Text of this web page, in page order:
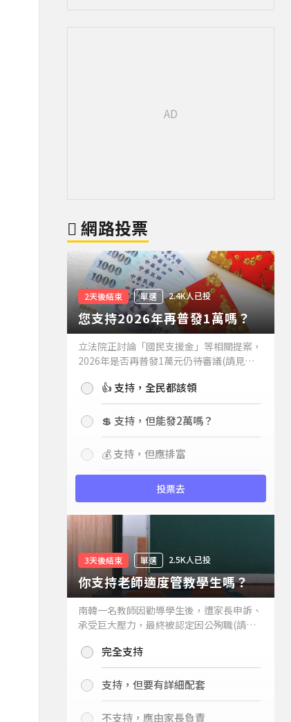
網路投票
2天後結束 單選 2.4K人已投
您支持2026年再普發1萬嗎？
立法院正討論「國民支援金」等相關提案，
2026年是否再普發1萬元仍待審議(請見下
持嗎？👍 支持，全民都該領
💲 支持，但能發2萬嗎？
💰 支持，但應排富
投票去
3天後結束 單選 2.5K人已投
你支持老師適度管教學生嗎？
南韓一名教師因勸導學生後，遭家長申訴、
承受巨大壓力，最終被認定因公殉職(請見
你支持老師適度管教學生嗎？
完全支持
支持，但要有詳細配套
不支持，應由家長負責